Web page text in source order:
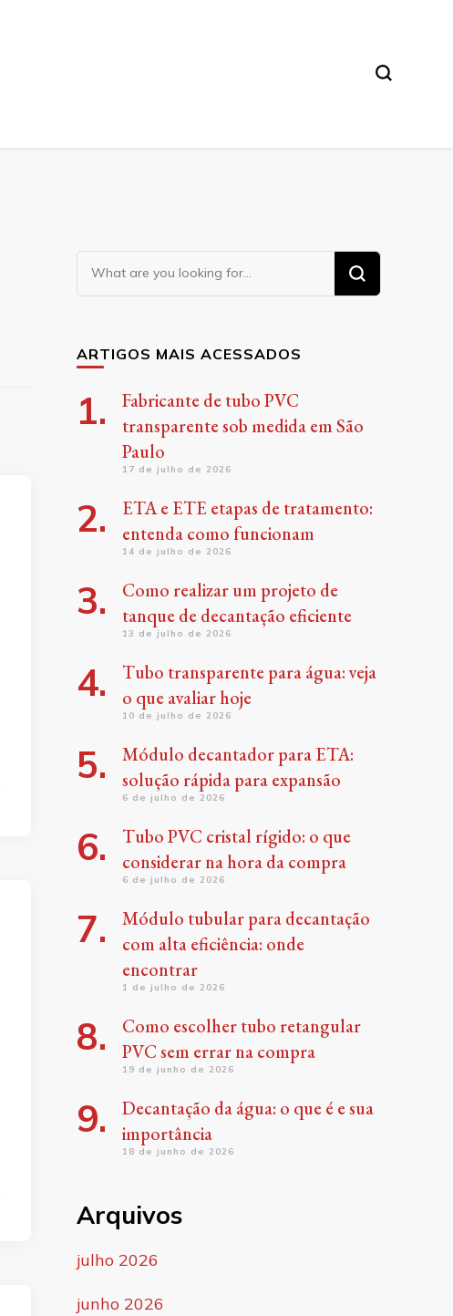
Looking
for
ARTIGOS MAIS ACESSADOS
Fabricante de tubo PVC
transparente sob medida em São
Paulo
17 de julho de 2026
ETA e ETE etapas de tratamento:
entenda como funcionam
14 de julho de 2026
Como realizar um projeto de
tanque de decantação eficiente
13 de julho de 2026
Tubo transparente para água: veja
o que avaliar hoje
10 de julho de 2026
Módulo decantador para ETA:
solução rápida para expansão
6 de julho de 2026
Tubo PVC cristal rígido: o que
considerar na hora da compra
6 de julho de 2026
Módulo tubular para decantação
com alta eficiência: onde
encontrar
1 de julho de 2026
Como escolher tubo retangular
PVC sem errar na compra
19 de junho de 2026
Decantação da água: o que é e sua
importância
18 de junho de 2026
Arquivos
julho 2026
junho 2026